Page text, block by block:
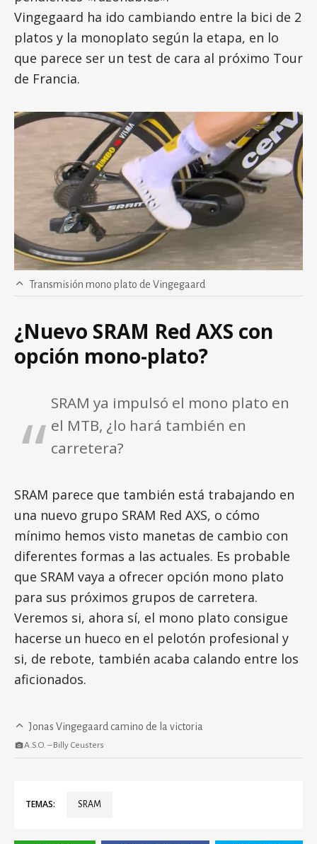
Vingegaard ha ido cambiando entre la bici de 2
platos y la monoplato según la etapa, en lo
que parece ser un test de cara al próximo Tour
de Francia.
Transmisión mono plato de Vingegaard
¿Nuevo SRAM Red AXS con
opción mono-plato?
SRAM ya impulsó el mono plato en
el MTB, ¿lo hará también en
carretera?
SRAM parece que también está trabajando en
una nuevo grupo SRAM Red AXS, o cómo
mínimo hemos visto manetas de cambio con
diferentes formas a las actuales. Es probable
que SRAM vaya a ofrecer opción mono plato
para sus próximos grupos de carretera.
Veremos si, ahora sí, el mono plato consigue
hacerse un hueco en el pelotón profesional y
si, de rebote, también acaba calando entre los
aficionados.
Jonas Vingegaard camino de la victoria
A.S.O. – Billy Ceusters
TEMAS: SRAM